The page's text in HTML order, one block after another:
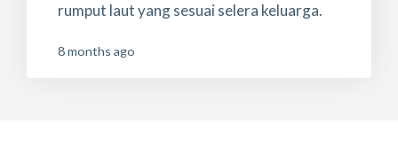
rumput laut yang sesuai selera keluarga.
8 months ago